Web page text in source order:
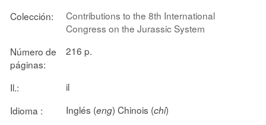
Colección:
Contributions to the 8th International
Congress on the Jurassic System
Número de
páginas:
216 p.
Il.:
il
Idioma :
Inglés (eng) Chinois (chi)